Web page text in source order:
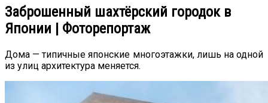
Заброшенный шахтёрский городок в
Японии | Фоторепортаж
Дома — типичные японские многоэтажки, лишь на одной
из улиц архитектура меняется.